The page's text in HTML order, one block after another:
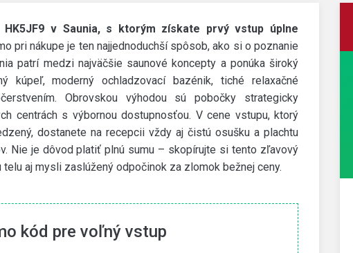
v Saunia, s ktorým získate prvý vstup úplne
pri nákupe je ten najjednoduchší spôsob, ako si o poznanie
patrí medzi najväčšie saunové koncepty a ponúka široký
kúpeľ, moderný ochladzovací bazénik, tiché relaxačné
Obrovskou výhodou sú pobočky strategicky
centrách s výbornou dostupnosťou. V cene vstupu, ktorý
dostanete na recepcii vždy aj čistú osušku a plachtu
Nie je dôvod platiť plnú sumu – skopírujte si tento zľavový
aj mysli zaslúžený odpočinok za zlomok bežnej ceny.
kód pre voľný vstup
eObuv
Zľava na vybrané produkty, pri nákupe od 75 €
Zľava
Získate
doplatok a